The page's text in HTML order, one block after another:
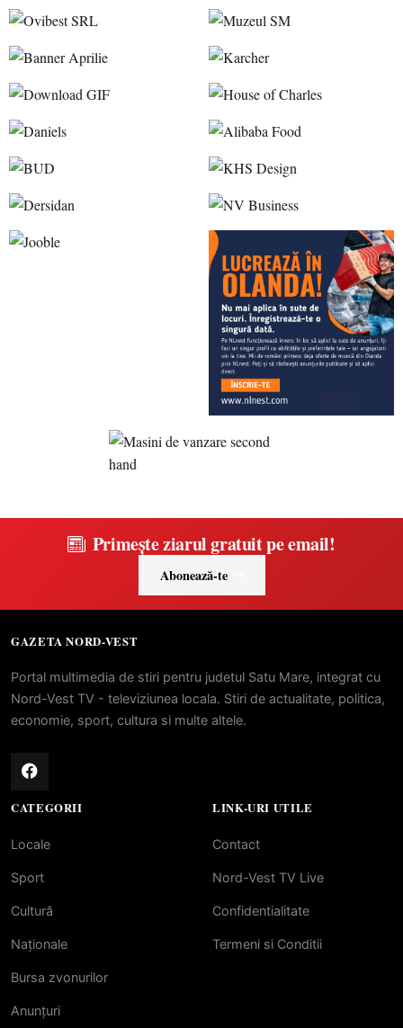
Primește ziarul gratuit pe email!
Abonează-te
GAZETA NORD-VEST
Portal multimedia de stiri pentru judetul Satu Mare, integrat cu
Nord-Vest TV - televiziunea locala. Stiri de actualitate, politica,
economie, sport, cultura si multe altele.
CATEGORII
Locale
Sport
Cultură
Naționale
Bursa zvonurilor
Anunțuri
LINK-URI UTILE
Contact
Nord-Vest TV Live
Confidentialitate
Termeni si Conditii